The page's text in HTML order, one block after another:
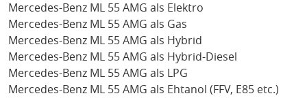
Mercedes-Benz ML 55 AMG als Elektro
Mercedes-Benz ML 55 AMG als Gas
Mercedes-Benz ML 55 AMG als Hybrid
Mercedes-Benz ML 55 AMG als Hybrid-Diesel
Mercedes-Benz ML 55 AMG als LPG
Mercedes-Benz ML 55 AMG als Ehtanol (FFV, E85 etc.)